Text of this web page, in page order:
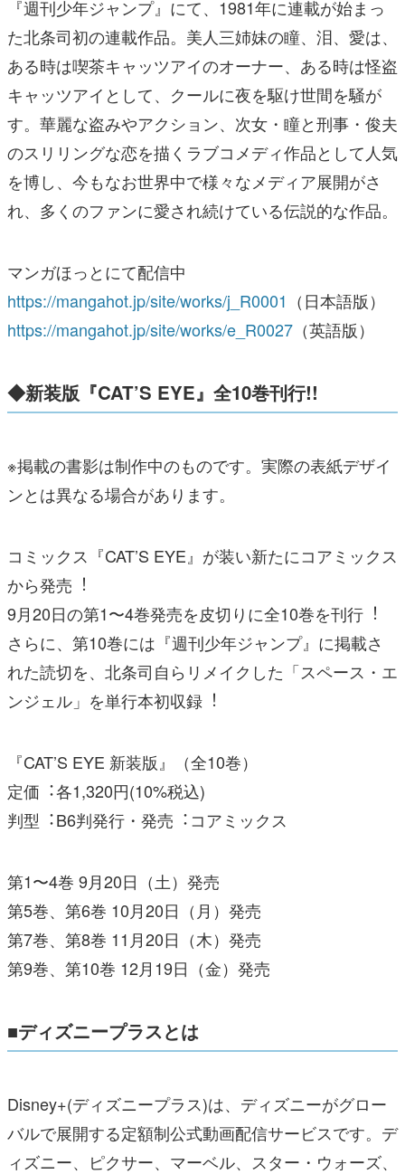
『週刊少年ジャンプ』にて、1981年に連載が始まっ
た北条司初の連載作品。美⼈三姉妹の瞳、泪、愛は、
ある時は喫茶キャッツアイのオーナー、ある時は怪盗
キャッツアイとして、クールに夜を駆け世間を騒が
す。華麗な盗みやアクション、次⼥・瞳と刑事・俊夫
のスリリングな恋を描くラブコメディ作品として⼈気
を博し、今もなお世界中で様々なメディア展開がさ
れ、多くのファンに愛され続けている伝説的な作品。
マンガほっとにて配信中
https://mangahot.jp/site/works/j_R0001 （⽇本語版）
https://mangahot.jp/site/works/e_R0027 （英語版）
◆新装版『CAT’S EYE』全10巻刊⾏!!
※掲載の書影は制作中のものです。実際の表紙デザイ
ンとは異なる場合があります。
コミックス『CAT’S EYE』が装い新たにコアミックス
から発売︕
9⽉20⽇の第1〜4巻発売を⽪切りに全10巻を刊⾏︕
さらに、第10巻には『週刊少年ジャンプ』に掲載さ
れた読切を、北条司⾃らリメイクした「スペース・エ
ンジェル」を単⾏本初収録︕
『CAT’S EYE 新装版』（全10巻）
定価︓各1,320円(10%税込)
判型︓B6判発⾏・発売︓コアミックス
第1〜4巻 9⽉20⽇（⼟）発売
第5巻、第6巻 10⽉20⽇（⽉）発売
第7巻、第8巻 11⽉20⽇（⽊）発売
第9巻、第10巻 12⽉19⽇（⾦）発売
■ディズニープラスとは
Disney+(ディズニープラス)は、ディズニーがグロー
バルで展開する定額制公式動画配信サービスです。デ
ィズニー、ピクサー、マーベル、スター・ウォーズ、